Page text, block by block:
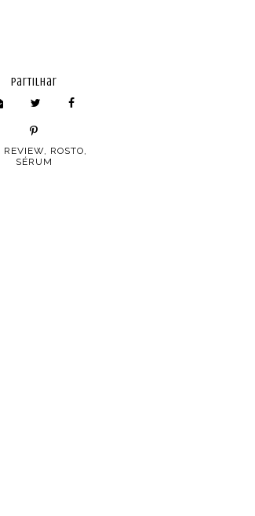
partilhar
REVIEW, ROSTO,
SÉRUM